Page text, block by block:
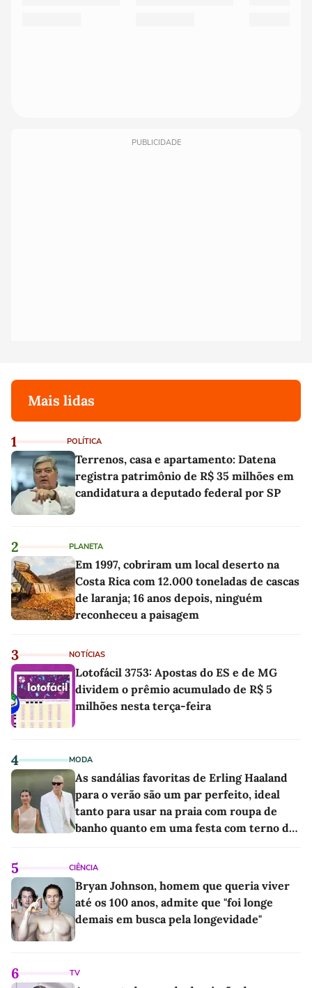
PUBLICIDADE
Mais lidas
1 POLÍTICA
Terrenos, casa e apartamento: Datena
registra patrimônio de R$ 35 milhões em
candidatura a deputado federal por SP
2 PLANETA
Em 1997, cobriram um local deserto na
Costa Rica com 12.000 toneladas de cascas
de laranja; 16 anos depois, ninguém
reconheceu a paisagem
3 NOTÍCIAS
Lotofácil 3753: Apostas do ES e de MG
dividem o prêmio acumulado de R$ 5
milhões nesta terça-feira
4 MODA
As sandálias favoritas de Erling Haaland
para o verão são um par perfeito, ideal
tanto para usar na praia com roupa de
banho quanto em uma festa com terno de
5 CIÊNCIA
Bryan Johnson, homem que queria viver
até os 100 anos, admite que "foi longe
demais em busca pela longevidade"
6 TV